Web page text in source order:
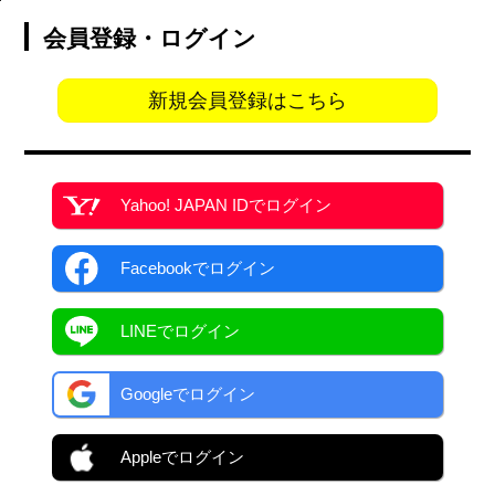
会員登録・ログイン
新規会員登録はこちら
Yahoo! JAPAN IDでログイン
Facebookでログイン
LINEでログイン
Googleでログイン
Appleでログイン